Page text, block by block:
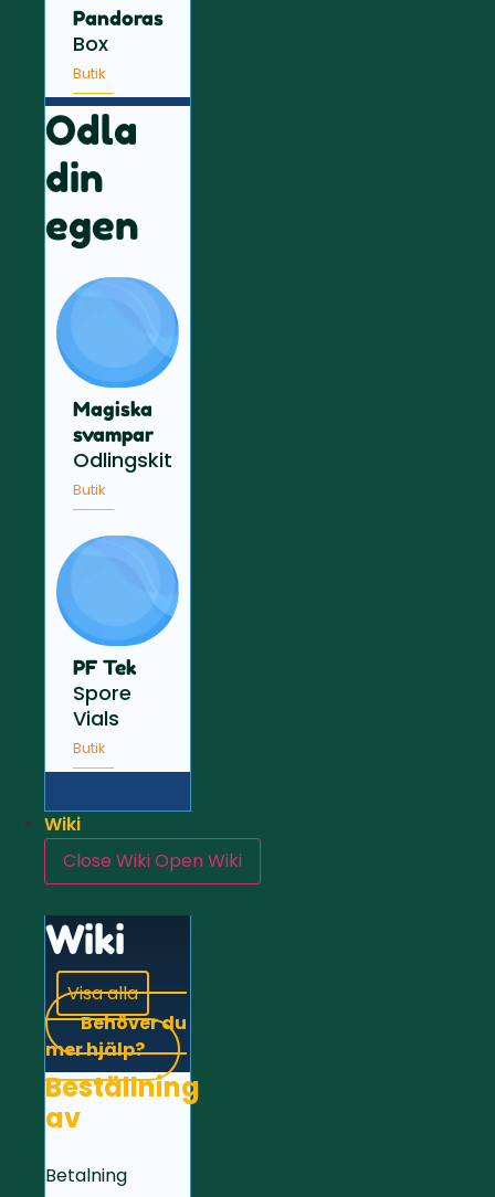
Pandoras
Box
Butik
Odla
din
egen
Magiska
svampar
Odlingskit
Butik
PF Tek
Spore
Vials
Butik
Wiki
Close WikiOpen Wiki
Wiki
Visa alla
Behöver du
mer hjälp?
Beställning
av
Betalning